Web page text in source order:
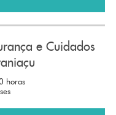
e Cuidados
horas